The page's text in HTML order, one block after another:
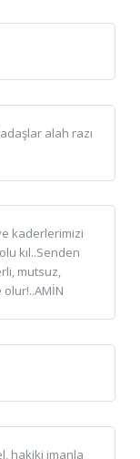
alah razı
kaderlerimizi
kıl..Senden
mutsuz,
olur!..AMİN
hakiki imanla